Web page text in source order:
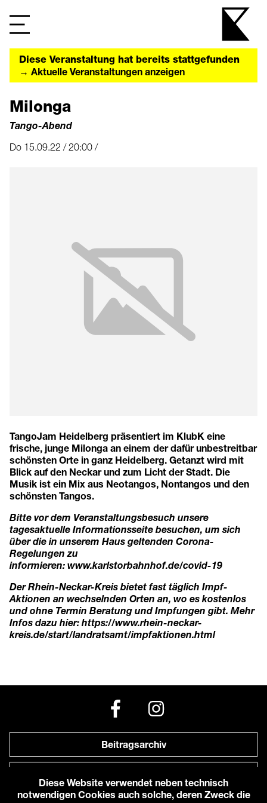
Diese Veranstaltung hat bereits stattgefunden
→ Aktuelle Veranstaltungen anzeigen
Milonga
Tango-Abend
Do 15.09.22 / 20:00 /
TangoJam Heidelberg präsentiert im KlubK eine
frische, junge Milonga an einem der dafür unbestreitbar
schönsten Orte in ganz Heidelberg. Getanzt wird mit
Blick auf den Neckar und zum Licht der Stadt. Die
Musik ist ein Mix aus Neotangos, Nontangos und den
schönsten Tangos.
Bitte vor dem Veranstaltungsbesuch unsere
tagesaktuelle Informationsseite besuchen, um sich
über die in unserem Haus geltenden Corona-
Regelungen zu
informieren: www.karlstorbahnhof.de/covid-19
Der Rhein-Neckar-Kreis bietet fast täglich Impf-
Aktionen an wechselnden Orten an, wo es kostenlos
und ohne Termin Beratung und Impfungen gibt. Mehr
Infos dazu hier: https://www.rhein-neckar-
kreis.de/start/landratsamt/impfaktionen.html
Beitragsarchiv
Diese Website verwendet neben technisch
notwendigen Cookies auch solche, deren Zweck die